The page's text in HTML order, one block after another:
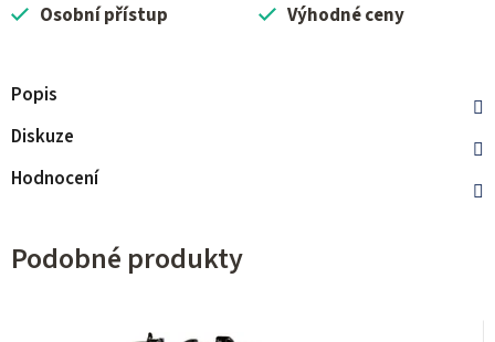
Osobní přístup Výhodné ceny
Popis
Diskuze
Hodnocení
Podobné produkty